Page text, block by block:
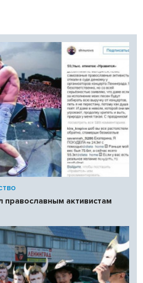
активистам